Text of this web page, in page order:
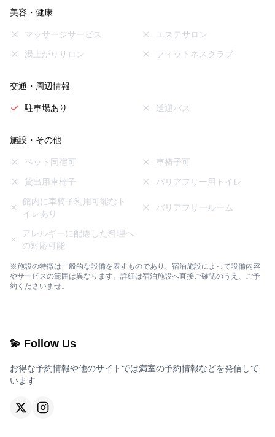
美容・健康
マッサージサービス
エステサロン
湯上がりサロン
フィットネスクラブ
交通・周辺情報
駐車場あり 送迎バス
施設・その他
ペット同宿可
車椅子可
貸出用車椅子
バリアフリー用トイレ
館内に車椅子利用可能なト
イレあり
バリアフリールーム
アレルギーに配慮した料理へ
の対応可能
※施設の特徴は一般的な設備を表すものであり、宿泊施設によって設備内容
やサービスの範囲は異なります。詳細は宿泊施設へ直接ご確認のうえ、ご予
約くださいませ。
💫 Follow Us
お得な予約情報や他のサイトでは満室の予約情報などを発信して
います